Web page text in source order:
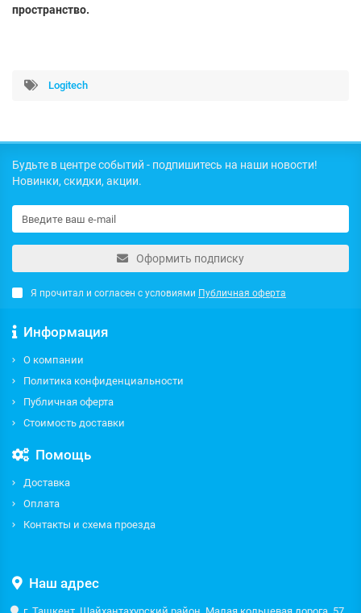
пространство.
Logitech
Будьте в центре событий - подпишитесь на наши новости!
Новинки, скидки, акции.
Оформить подписку
Я прочитал и согласен с условиями Публичная оферта
Информация
О компании
Политика конфиденциальности
Публичная оферта
Стоимость доставки
Помощь
Доставка
Оплата
Контакты и схема проезда
Наш адрес